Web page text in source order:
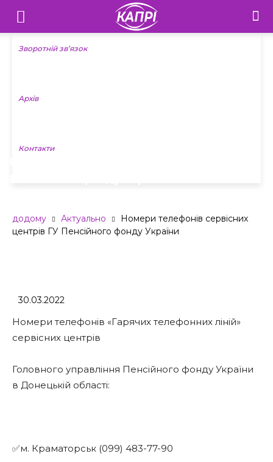
Телебачення
«Капрі»
Новини
Зворотній зв’язок
Архів
Контакти
додому Актуально
Номери телефонів сервісних
центрів ГУ Пенсійного фонду України
30.03.2022
Номери телефонів «Гарячих телефонних ліній»
сервісних центрів
Головного управління Пенсійного фонду України
в Донецькій області:
✅м. Краматорськ (099) 483-77-90